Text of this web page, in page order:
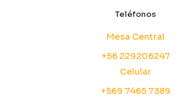
Teléfonos
Mesa Central
+56 229206247
Celular
+569 7465 7389